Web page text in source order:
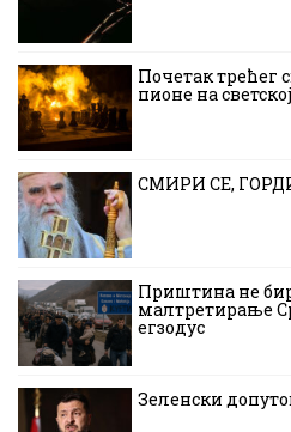
Почетак трећег
пионе на
СМИРИ СЕ,
Приштина не
малтретирање
егзодус
Зеленски